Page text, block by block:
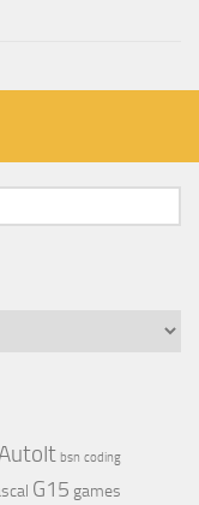
bsn coding
G15 games